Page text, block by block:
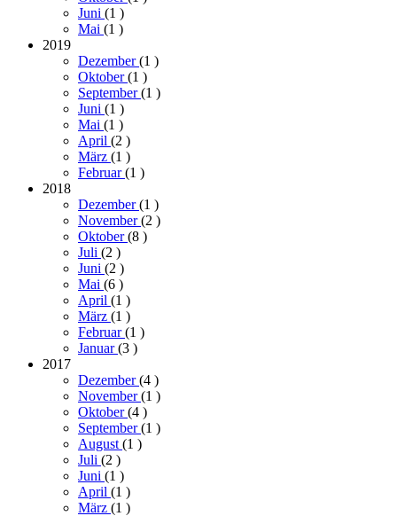
Juni (1 )
Mai (1 )
2019
Dezember(1 )
Oktober(1 )
September(1 )
Juni (1 )
Mai (1 )
April (2 )
März (1 )
Februar(1 )
2018
Dezember(1 )
November(2 )
Oktober(8 )
Juli (2 )
Juni (2 )
Mai (6 )
April (1 )
März (1 )
Februar(1 )
Januar(3 )
2017
Dezember(4 )
November(1 )
Oktober(4 )
September(1 )
August (1 )
Juli (2 )
Juni (1 )
April (1 )
März (1 )